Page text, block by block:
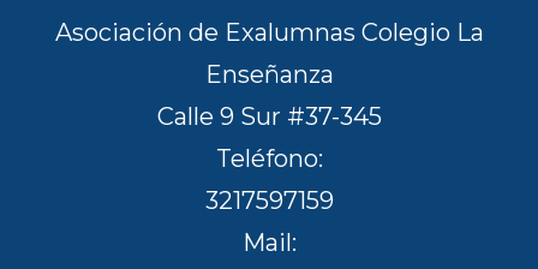
Asociación de Exalumnas Colegio La
Enseñanza
Calle 9 Sur #37-345
Teléfono:
3217597159
Mail: